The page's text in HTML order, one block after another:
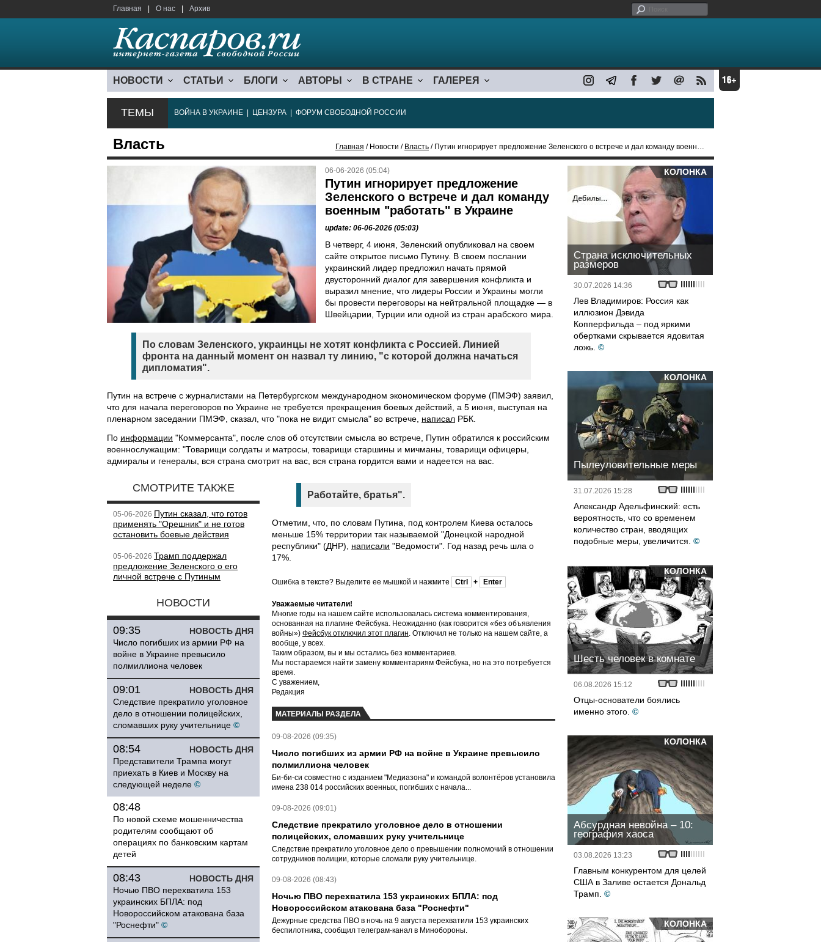
Главная О нас Архив
НОВОСТИ СТАТЬИ БЛОГИ АВТОРЫ В СТРАНЕ ГАЛЕРЕЯ
ТЕМЫ ВОЙНА В УКРАИНЕ ЦЕНЗУРА ФОРУМ СВОБОДНОЙ РОССИИ
Власть Главная / Новости / Власть / Путин игнорирует предложение Зеленского о встрече и дал команду военным "работать" в Украине
06-06-2026 (05:04)
Путин игнорирует предложение
Зеленского о встрече и дал команду
военным "работать" в Украине
update: 06-06-2026 (05:03)
В четверг, 4 июня, Зеленский опубликовал на своем
сайте открытое письмо Путину. В своем послании
украинский лидер предложил начать прямой
двусторонний диалог для завершения конфликта и
выразил мнение, что лидеры России и Украины могли
бы провести переговоры на нейтральной площадке — в
Швейцарии, Турции или одной из стран арабского мира.
По словам Зеленского, украинцы не хотят конфликта с Россией. Линией
фронта на данный момент он назвал ту линию, "с которой должна начаться
дипломатия".
Путин на встрече с журналистами на Петербургском международном экономическом форуме (ПМЭФ) заявил,
что для начала переговоров по Украине не требуется прекращения боевых действий, а 5 июня, выступая на
пленарном заседании ПМЭФ, сказал, что "пока не видит смысла" во встрече, написал РБК.
По информации "Коммерсанта", после слов об отсутствии смысла во встрече, Путин обратился к российским
военнослужащим: "Товарищи солдаты и матросы, товарищи старшины и мичманы, товарищи офицеры,
адмиралы и генералы, вся страна смотрит на вас, вся страна гордится вами и надеется на вас.
СМОТРИТЕ ТАКЖЕ
05-06-2026 Путин сказал, что готов
применять "Орешник" и не готов
остановить боевые действия
05-06-2026 Трамп поддержал
предложение Зеленского о его
личной встрече с Путиным
НОВОСТИ
НОВОСТЬ ДНЯ
09:35
Число погибших из армии РФ на
войне в Украине превысило
полмиллиона человек
НОВОСТЬ ДНЯ
09:01
Следствие прекратило уголовное
дело в отношении полицейских,
сломавших руку учительнице ©
НОВОСТЬ ДНЯ
08:54
Представители Трампа могут
приехать в Киев и Москву на
следующей неделе ©
08:48
По новой схеме мошенничества
родителям сообщают об
операциях по банковским картам
детей
НОВОСТЬ ДНЯ
08:43
Ночью ПВО перехватила 153
украинских БПЛА: под
Новороссийском атакована база
"Роснефти" ©
Работайте, братья".
Отметим, что, по словам Путина, под контролем Киева осталось
меньше 15% территории так называемой "Донецкой народной
республики" (ДНР), написали "Ведомости". Год назад речь шла о
17%.
Ошибка в тексте? Выделите ее мышкой и нажмите Ctrl + Enter
Уважаемые читатели!
Многие годы на нашем сайте использовалась система комментирования,
основанная на плагине Фейсбука. Неожиданно (как говорится «без объявления
войны») Фейсбук отключил этот плагин. Отключил не только на нашем сайте, а
вообще, у всех.
Таким образом, вы и мы остались без комментариев.
Мы постараемся найти замену комментариям Фейсбука, но на это потребуется
время.
С уважением,
Редакция
МАТЕРИАЛЫ РАЗДЕЛА
09-08-2026 (09:35)
Число погибших из армии РФ на войне в Украине превысило
полмиллиона человек
Би-би-си совместно с изданием "Медиазона" и командой волонтёров установила
имена 238 014 российских военных, погибших с начала...
09-08-2026 (09:01)
Следствие прекратило уголовное дело в отношении
полицейских, сломавших руку учительнице
Следствие прекратило уголовное дело о превышении полномочий в отношении
сотрудников полиции, которые сломали руку учительнице.
09-08-2026 (08:43)
Ночью ПВО перехватила 153 украинских БПЛА: под
Новороссийском атакована база "Роснефти"
Дежурные средства ПВО в ночь на 9 августа перехватили 153 украинских
беспилотника, сообщил телеграм-канал в Минобороны.
КОЛОНКА
Страна исключительных
размеров
30.07.2026 14:36
Лев Владимиров: Россия как
иллюзион Дэвида
Копперфильда – под яркими
обертками скрывается ядовитая
ложь. ©
КОЛОНКА
Пылеуловительные меры
31.07.2026 15:28
Александр Адельфинский: есть
вероятность, что со временем
количество стран, вводящих
подобные меры, увеличится. ©
КОЛОНКА
Шесть человек в комнате
06.08.2026 15:12
Отцы-основатели боялись
именно этого. ©
КОЛОНКА
Абсурдная невойна – 10:
география хаоса
03.08.2026 13:23
Главным конкурентом для целей
США в Заливе остается Дональд
Трамп. ©
КОЛОНКА